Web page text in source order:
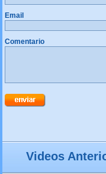
Email
Comentario
Videos